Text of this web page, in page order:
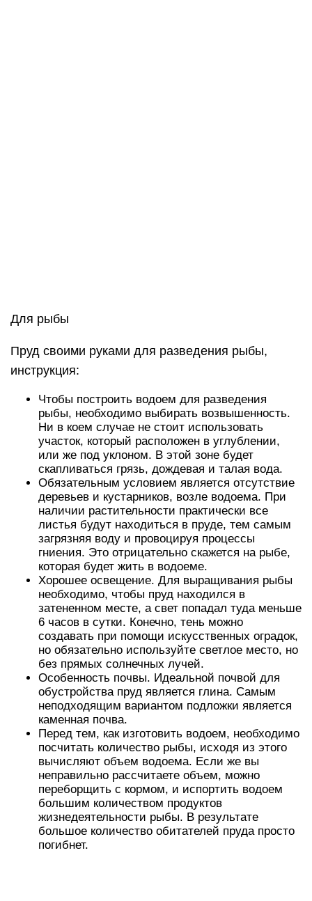
Для рыбы
Пруд своими руками для разведения рыбы,
инструкция:
Чтобы построить водоем для разведения
рыбы, необходимо выбирать возвышенность.
Ни в коем случае не стоит использовать
участок, который расположен в углублении,
или же под уклоном. В этой зоне будет
скапливаться грязь, дождевая и талая вода.
Обязательным условием является отсутствие
деревьев и кустарников, возле водоема. При
наличии растительности практически все
листья будут находиться в пруде, тем самым
загрязняя воду и провоцируя процессы
гниения. Это отрицательно скажется на рыбе,
которая будет жить в водоеме.
Хорошее освещение. Для выращивания рыбы
необходимо, чтобы пруд находился в
затененном месте, а свет попадал туда меньше
6 часов в сутки. Конечно, тень можно
создавать при помощи искусственных оградок,
но обязательно используйте светлое место, но
без прямых солнечных лучей.
Особенность почвы. Идеальной почвой для
обустройства пруд является глина. Самым
неподходящим вариантом подложки является
каменная почва.
Перед тем, как изготовить водоем, необходимо
посчитать количество рыбы, исходя из этого
вычисляют объем водоема. Если же вы
неправильно рассчитаете объем, можно
переборщить с кормом, и испортить водоем
большим количеством продуктов
жизнедеятельности рыбы. В результате
большое количество обитателей пруда просто
погибнет.